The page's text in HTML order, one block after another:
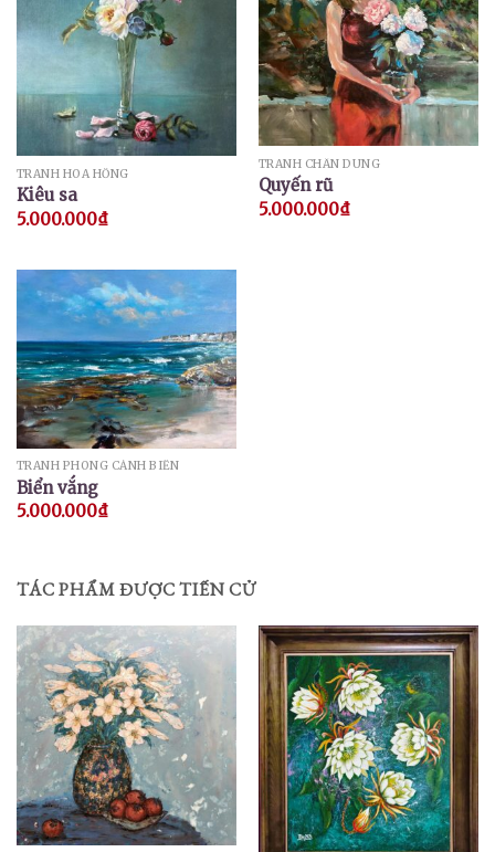
TRANH HOA HỒNG
Kiêu sa
5.000.000₫
TRANH CHÂN DUNG
Quyến rũ
5.000.000₫
TRANH PHONG CẢNH BIỂN
Biển vắng
5.000.000₫
TÁC PHẨM ĐƯỢC TIẾN CỬ